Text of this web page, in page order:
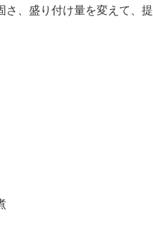
、盛り付け量を変えて、